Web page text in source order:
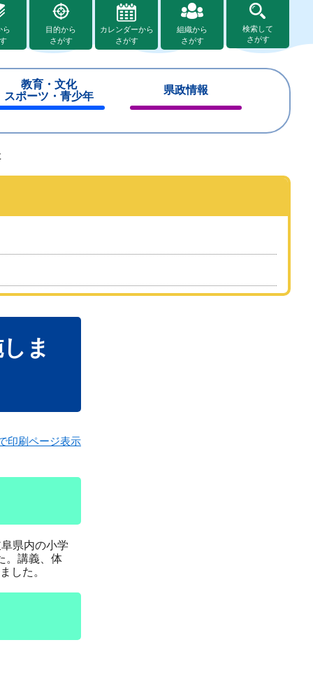
ら
目的から
さがす
カレンダーから
さがす
組織から
さがす
検索して
さがす
教育・文化
スポーツ・青少年
県政情報
じ
ま
印刷ページ表示
県内の小学
。講義、体
した。